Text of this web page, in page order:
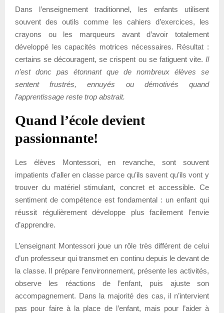
Dans l’enseignement traditionnel, les enfants utilisent
souvent des outils comme les cahiers d’exercices, les
crayons ou les marqueurs avant d’avoir totalement
développé les capacités motrices nécessaires. Résultat :
certains se découragent, se crispent ou se fatiguent vite. Il
n’est donc pas étonnant que de nombreux élèves se
sentent frustrés, ennuyés ou démotivés quand
l’apprentissage reste trop abstrait.
Quand l’école devient
passionnante!
Les élèves Montessori, en revanche, sont souvent
impatients d’aller en classe parce qu’ils savent qu’ils vont y
trouver du matériel stimulant, concret et accessible. Ce
sentiment de compétence est fondamental : un enfant qui
réussit régulièrement développe plus facilement l’envie
d’apprendre.
L’enseignant Montessori joue un rôle très différent de celui
d’un professeur qui transmet en continu depuis le devant de
la classe. Il prépare l’environnement, présente les activités,
observe les réactions de l’enfant, puis ajuste son
accompagnement. Dans la majorité des cas, il n’intervient
pas pour faire à la place de l’enfant, mais pour l’aider à